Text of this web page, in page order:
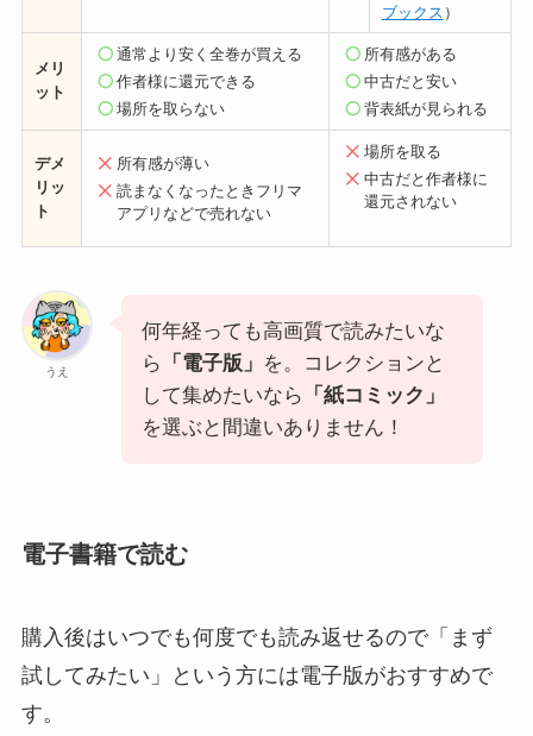
ブックス ）
メリ
ット
通常より安く全巻が買える
作者様に還元できる
場所を取らない
所有感がある
中古だと安い
背表紙が見られる
デメ
リッ
ト
所有感が薄い
読まなくなったときフリマ
アプリなどで売れない
場所を取る
中古だと作者様に
還元されない
うえ
何年経っても高画質で読みたいな
ら
「電子版」 を。コレクションと
して集めたいなら
「紙コミック」
を選ぶと間違いありません！
電子書籍で読む
購入後はいつでも何度でも読み返せるので「まず
試してみたい」という方には電子版がおすすめで
す。